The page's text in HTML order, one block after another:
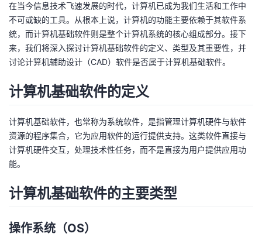
页
开
发
者
我
的
博
我
的
我
的
开
发
者
学
堂
我
的
Programs
我
的
支
持
我
在当今信息技术飞速发展的时代，计算机已成为我们生活和工作中
不可或缺的工具。从根本上说，计算机的功能主要依赖于其软件系
统，而计算机基础软件则是整个计算机系统的核心组成部分。接下
来，我们将深入探讨计算机基础软件的定义、类型及其重要性，并
讨论计算机辅助设计（CAD）软件是否属于计算机基础软件。
计算机基础软件的定义
计算机基础软件，也常称为系统软件，是指管理计算机硬件与软件
资源的程序集合，它为应用软件的运行提供支持。这类软件直接与
计算机硬件交互，处理技术性任务，而不是直接为用户提供应用功
能。
计算机基础软件的主要类型
操作系统（OS）